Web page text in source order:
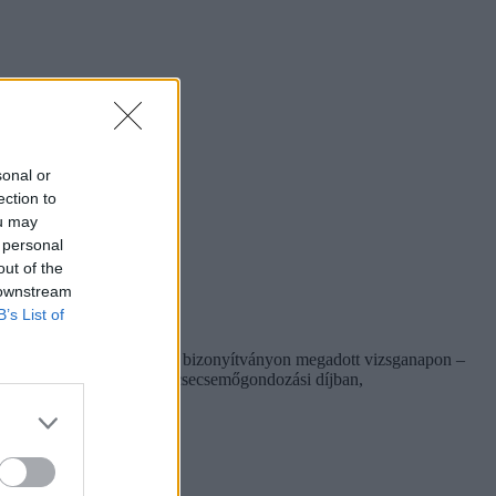
or
to
may
of the
List of
részvizsgáról kiállított bizonyítványon megadott vizsganapon –
időpontban csecsemőgondozási díjban,